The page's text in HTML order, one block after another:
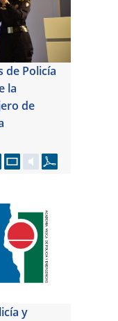
de Policía
la
de
y